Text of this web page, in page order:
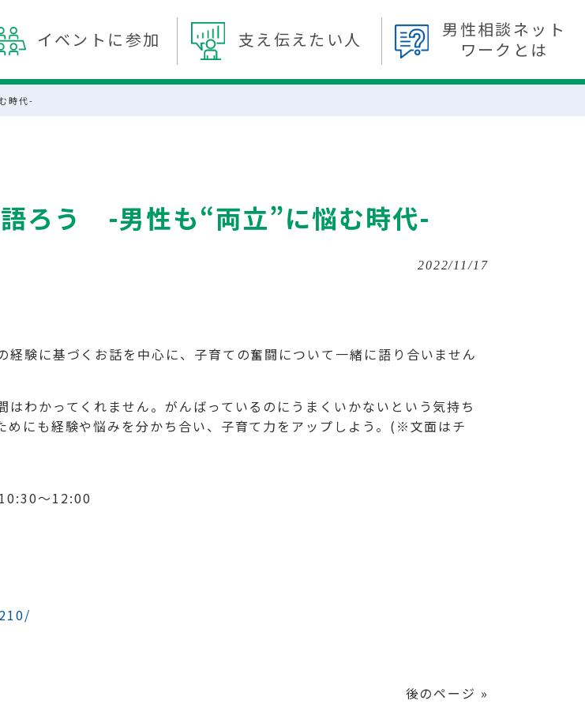
イベントに参加 支え伝えたい人
男性相談ネット
ワークとは
時代-
ろう -男性も“両立”に悩む時代-
2022/11/17
験に基づくお話を中心に、子育ての奮闘について一緒に語り合いません
わかってくれません。がんばっているのにうまくいかないという気持ち
にも経験や悩みを分かち合い、子育て力をアップしよう。(※文面はチ
～12:00
後のページ »